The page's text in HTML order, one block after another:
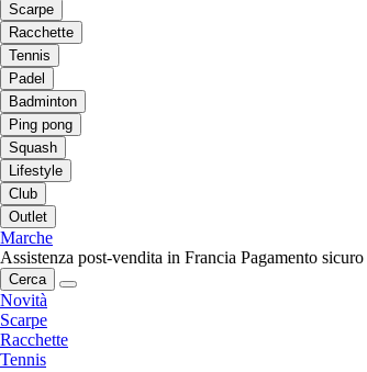
Scarpe
Racchette
Tennis
Padel
Badminton
Ping pong
Squash
Lifestyle
Club
Outlet
Marche
Assistenza post-vendita in Francia Pagamento sicuro
Cerca
Novità
Scarpe
Racchette
Tennis